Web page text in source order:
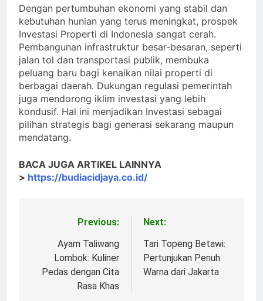
Dengan pertumbuhan ekonomi yang stabil dan
kebutuhan hunian yang terus meningkat, prospek
Investasi Properti di Indonesia sangat cerah.
Pembangunan infrastruktur besar-besaran, seperti
jalan tol dan transportasi publik, membuka
peluang baru bagi kenaikan nilai properti di
berbagai daerah. Dukungan regulasi pemerintah
juga mendorong iklim investasi yang lebih
kondusif. Hal ini menjadikan Investasi sebagai
pilihan strategis bagi generasi sekarang maupun
mendatang.
BACA JUGA ARTIKEL LAINNYA
> https://budiacidjaya.co.id/
navigation
Previous:
Ayam Taliwang
Lombok: Kuliner
Pedas dengan Cita
Rasa Khas
Next:
Tari Topeng Betawi:
Pertunjukan Penuh
Warna dari Jakarta